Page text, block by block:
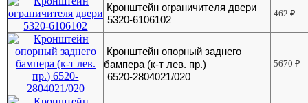
Кронштейн ограничителя двери
5320-6106102
462₽
Кронштейн опорный заднего
бампера (к-т лев. пр.)
6520-2804021/020
5670₽